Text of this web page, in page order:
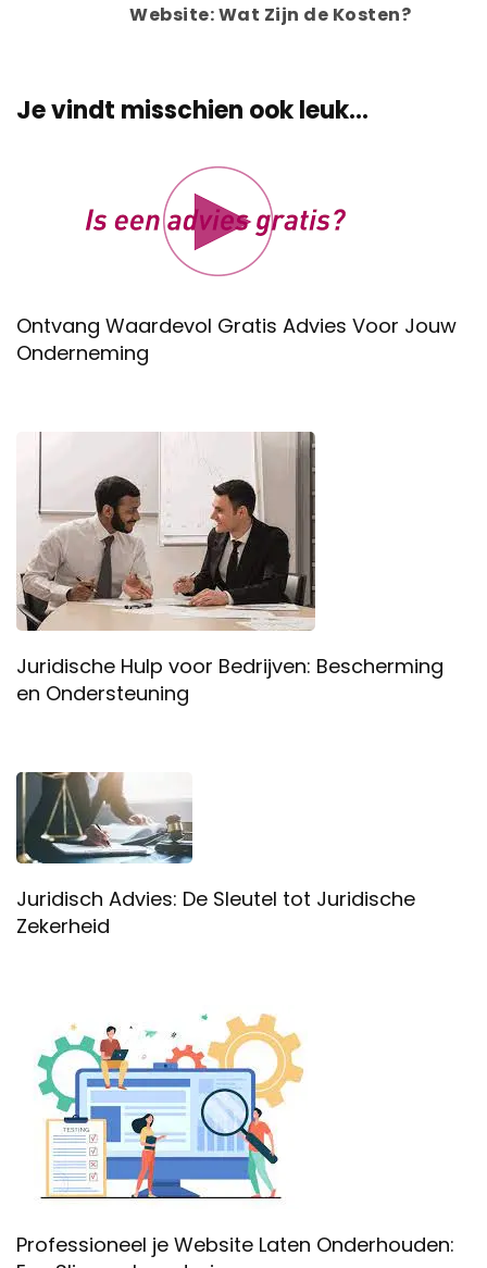
Website: Wat Zijn de Kosten?
Je vindt misschien ook leuk...
Ontvang Waardevol Gratis Advies Voor Jouw
Onderneming
Juridische Hulp voor Bedrijven: Bescherming
en Ondersteuning
Juridisch Advies: De Sleutel tot Juridische
Zekerheid
Professioneel je Website Laten Onderhouden: